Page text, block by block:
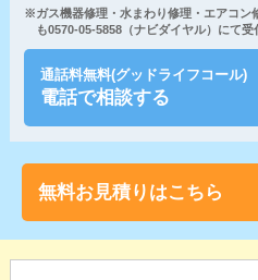
※ガス機器修理・水まわり修理・エアコン
も0570-05-5858（ナビダイヤル）にて受
通話料無料(グッドライフコール)
電話で相談する
無料お見積りはこちら